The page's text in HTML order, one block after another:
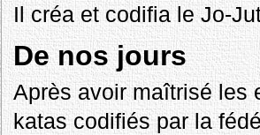
Il créa et codifia le Jo-
De nos jours
Après avoir maîtrisé les
katas codifiés par la